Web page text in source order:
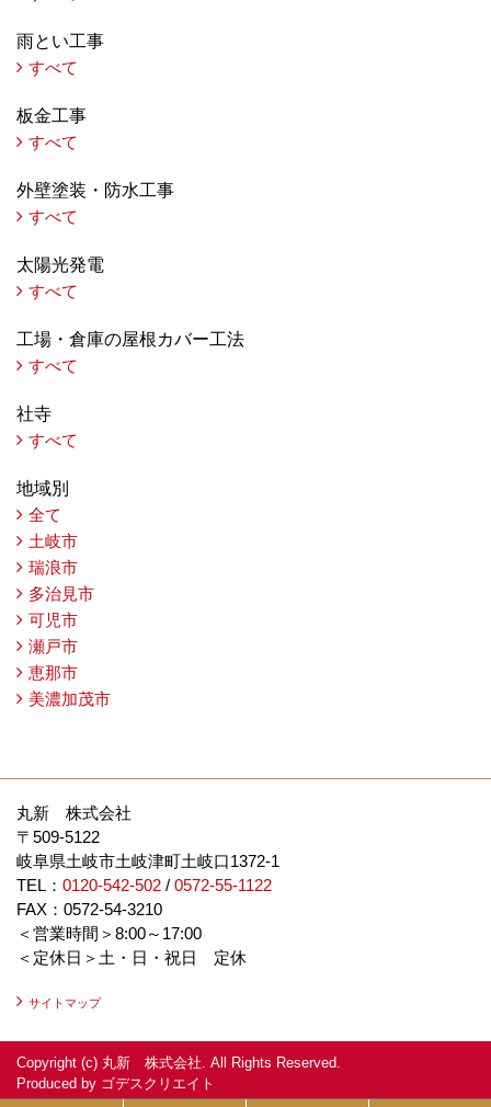
雨とい工事
すべて
板金工事
すべて
外壁塗装・防水工事
すべて
太陽光発電
すべて
工場・倉庫の屋根カバー工法
すべて
社寺
すべて
地域別
全て
土岐市
瑞浪市
多治見市
可児市
瀬戸市
恵那市
美濃加茂市
丸新 株式会社
〒509-5122
岐阜県土岐市土岐津町土岐口1372-1
TEL： 0120-542-502 / 0572-55-1122
FAX：0572-54-3210
＜営業時間＞8:00～17:00
＜定休日＞土・日・祝日 定休
サイトマップ
Copyright (c) 丸新 株式会社. All Rights Reserved.
Produced by ゴデスクリエイト